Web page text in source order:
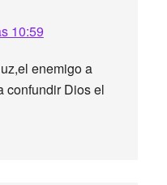
10:59
enemigo a
confundir Dios el